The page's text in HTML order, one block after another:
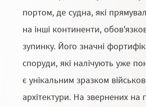
портом, де судна, які
на інші континенти,
зупинку. Його значні
споруди, які налічують уже
є унікальним зразком
архітектури. На звернених на